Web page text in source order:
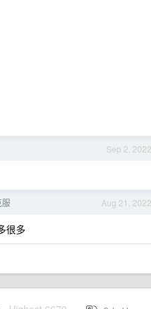
Sep 2, 2022
Aug 21, 2022
很多